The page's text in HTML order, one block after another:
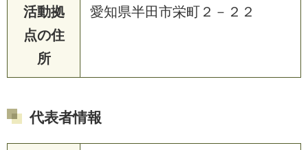
活動拠
点の住
所
愛知県半田市栄町２－２２
代表者情報